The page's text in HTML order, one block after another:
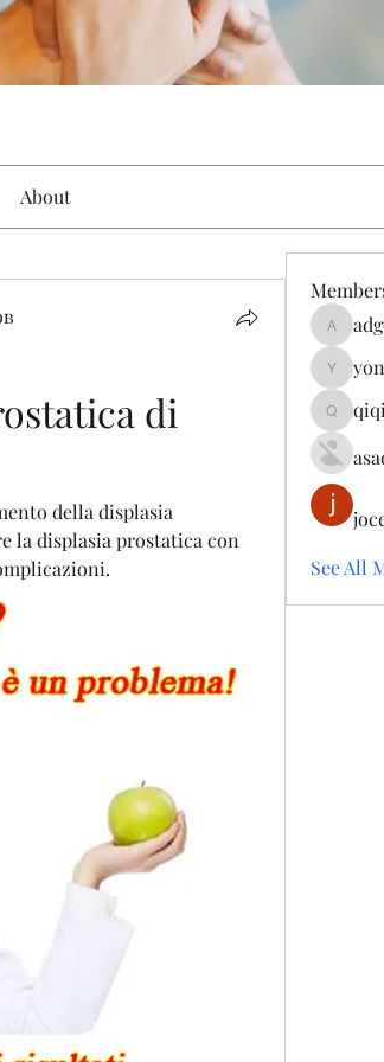
About
di
della displasia
la displasia prostatica con
See All